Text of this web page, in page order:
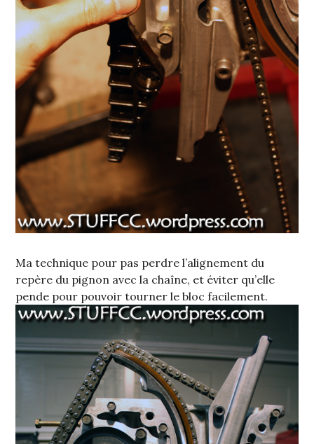
Ma technique pour pas perdre l’alignement du
repère du pignon avec la chaîne, et éviter qu’elle
pende pour pouvoir tourner le bloc facilement.